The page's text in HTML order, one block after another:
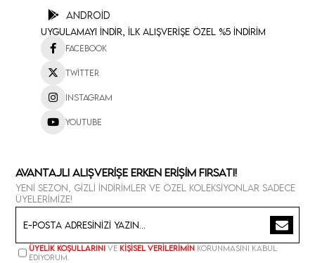
Android
Uygulamayı İndir, İlk Alışverişe Özel %5 İndirim
Facebook
Twitter
Instagram
Youtube
Avantajlı Alışverişe Erken Erişim Fırsatı!
Yeni sezon, gizli indirimler ve özel koleksiyonlar sadece
üyelerimize!
Üyelik koşullarını ve kişisel verilerimin korunmasını kabul
ediyorum.